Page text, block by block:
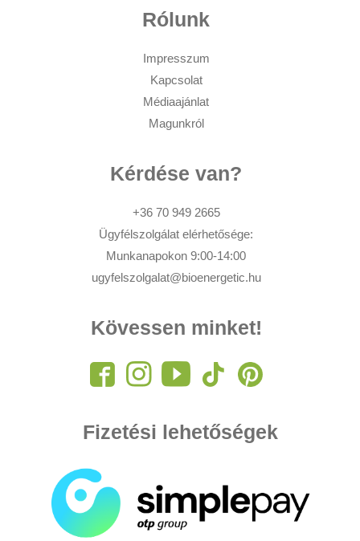
Rólunk
Impresszum
Kapcsolat
Médiaajánlat
Magunkról
Kérdése van?
+36 70 949 2665
Ügyfélszolgálat elérhetősége:
Munkanapokon 9:00-14:00
ugyfelszolgalat@bioenergetic.hu
Kövessen minket!
Fizetési lehetőségek